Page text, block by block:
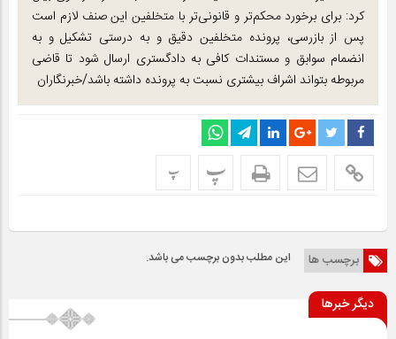
کرد: برای برخورد محکم‌تر و قانونی‌تر با متخلفین این صنف لازم است
پس از بازرسی، پرونده متخلفین دقیق و به درستی تشکیل و به
انضمام سوابق و مستندات کافی به دادگستری ارسال شود تا قاضی
مربوطه بتواند اشراف بیشتری نسبت به پرونده داشته باشد/خبرنگاران
پ پ
برچسب ها این مطلب بدون برچسب می باشد.
دیگر خبرها